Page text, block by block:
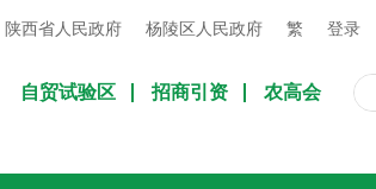
陕西省人民政府 杨陵区人民政府 繁 登录
自贸试验区 招商引资 农高会